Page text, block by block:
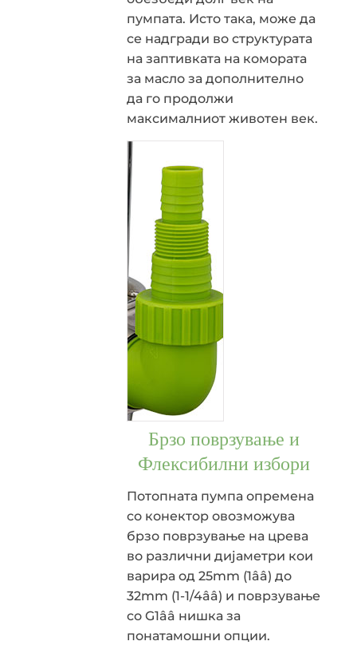
пумпата. Исто така, може да
се надгради во структурата
на заптивката на комората
за масло за дополнително
да го продолжи
максималниот животен век.
Брзо поврзување и
Флексибилни избори
Потопната пумпа опремена
со конектор овозможува
брзо поврзување на црева
во различни дијаметри кои
варира од 25mm (1ââ) до
32mm (1-1/4ââ) и поврзување
со G1ââ нишка за
понатамошни опции.